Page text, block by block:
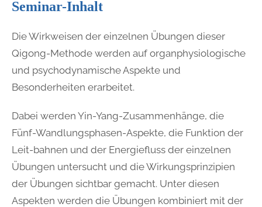
Seminar-Inhalt
Die Wirkweisen der einzelnen Übungen dieser
Qigong-Methode werden auf organphysiologische
und psychodynamische Aspekte und
Besonderheiten erarbeitet.
Dabei werden Yin-Yang-Zusammenhänge, die
Fünf-Wandlungsphasen-Aspekte, die Funktion der
Leit-bahnen und der Energiefluss der einzelnen
Übungen untersucht und die Wirkungsprinzipien
der Übungen sichtbar gemacht. Unter diesen
Aspekten werden die Übungen kombiniert mit der